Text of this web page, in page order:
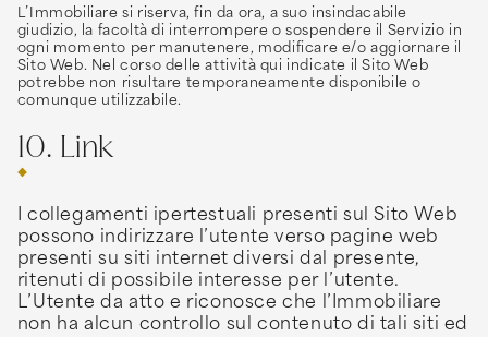
L’Immobiliare si riserva, fin da ora, a suo insindacabile
giudizio, la facoltà di interrompere o sospendere il Servizio in
ogni momento per manutenere, modificare e/o aggiornare il
Sito Web. Nel corso delle attività qui indicate il Sito Web
potrebbe non risultare temporaneamente disponibile o
comunque utilizzabile.
10. Link
I collegamenti ipertestuali presenti sul Sito Web
possono indirizzare l’utente verso pagine web
presenti su siti internet diversi dal presente,
ritenuti di possibile interesse per l’utente.
L’Utente da atto e riconosce che l’Immobiliare
non ha alcun controllo sul contenuto di tali siti ed